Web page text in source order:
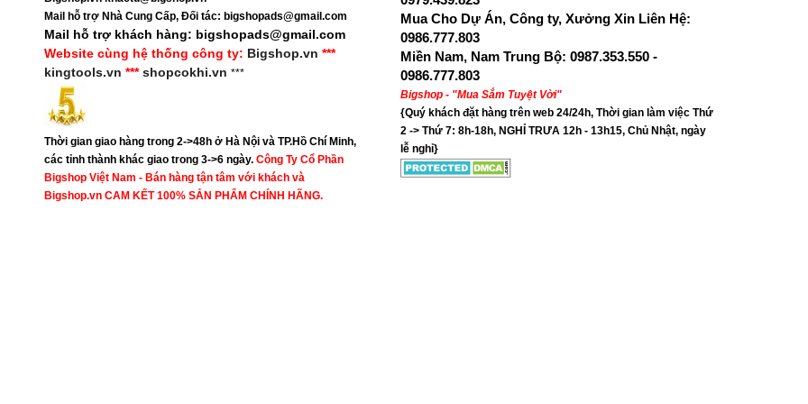
Mail hỗ trợ Nhà Cung Cấp, Đối tác: bigshopads@gmail.com
Mail hỗ trợ khách hàng: bigshopads@gmail.com
Website cùng hệ thống công ty: Bigshop.vn ***
kingtools.vn ***shopcokhi.vn ***
Thời gian giao hàng trong 2->48h ở Hà Nội và TP.Hồ Chí Minh,
các tỉnh thành khác giao trong 3->6 ngày. Công Ty Cổ Phần
Bigshop Việt Nam - Bán hàng tận tâm với khách và
Bigshop.vn CAM KẾT 100% SẢN PHẨM CHÍNH HÃNG.
Mua Cho Dự Án, Công ty, Xưởng Xin Liên Hệ:
0986.777.803
Miền Nam, Nam Trung Bộ: 0987.353.550 -
0986.777.803
Bigshop - "Mua Sắm Tuyệt Vời"
{Quý khách đặt hàng trên web 24/24h, Thời gian làm việc Thứ
2 -> Thứ 7: 8h-18h, NGHỈ TRƯA 12h - 13h15, Chủ Nhật, ngày
lễ nghỉ}